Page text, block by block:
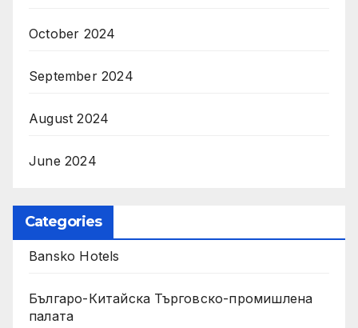
October 2024
September 2024
August 2024
June 2024
Categories
Bansko Hotels
Българо-Китайска Търговско-промишлена
палaта